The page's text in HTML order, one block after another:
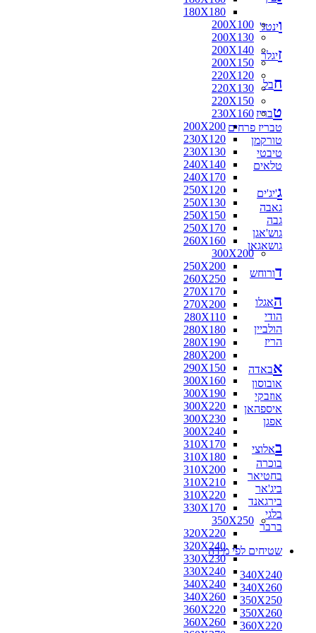
180X180
200X100
200X130
200X140
200X150
220X120
220X130
220X150
230X160
200X200
230X120
230X130
240X140
240X170
250X120
250X130
250X150
250X170
260X160
300X200
250X200
260X250
270X170
270X200
280X110
280X180
280X190
280X200
290X150
300X160
300X190
300X220
300X230
300X240
310X170
310X180
310X200
310X210
310X220
330X170
350X250
320X220
320X240
330X230
330X240
340X240
340X260
360X220
360X260
וינטג'
זיגלר
חבל
טבריז
טבריז פרחים
טורקמן
טיבטי
טלאים
ג'יג'ים
גאבה
גבה
גוש'אגן
גושאגאן
דורוחש
האגלו
הודי
הולביין
הריז
אבאדה
אובוסון
אוזבקי
איספהאן
אפגן
באלוצי
בוכרה
בחטיאר
ביג'אר
בירגאנד
בלגי
ברבר
שטיחים לפי מידה
340X240
340X260
350X250
350X260
360X220